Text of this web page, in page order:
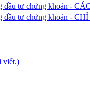
đầu tư chứng khoán -
đầu tư chứng khoán -
viết.)